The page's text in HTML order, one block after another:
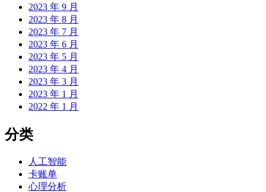
2023 年 9 月
2023 年 8 月
2023 年 7 月
2023 年 6 月
2023 年 5 月
2023 年 4 月
2023 年 3 月
2023 年 1 月
2022 年 1 月
分类
人工智能
卡账单
心理分析